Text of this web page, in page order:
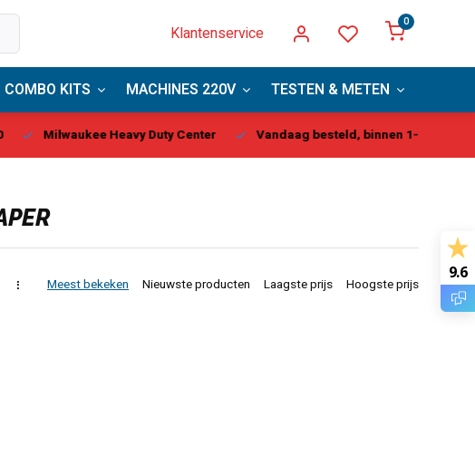
Klantenservice
0
COMBO KITS MACHINES 220V TESTEN & METEN
Milwaukee Heavy Duty Center Vandaag besteld, binnen 1-2 dagen
Meest bekeken Nieuwste producten Laagste prijs Hoogste prijs
9.6